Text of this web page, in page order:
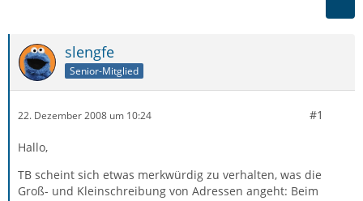
slengfe
Senior-Mitglied
22. Dezember 2008 um 10:24 #1
Hallo,
TB scheint sich etwas merkwürdig zu verhalten, was die
Groß- und Kleinschreibung von Adressen angeht: Beim